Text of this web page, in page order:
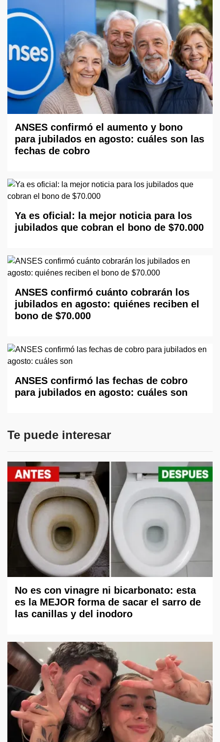
ANSES confirmó el aumento y bono
para jubilados en agosto: cuáles son las
fechas de cobro
Ya es oficial: la mejor noticia para los
jubilados que cobran el bono de $70.000
ANSES confirmó cuánto cobrarán los
jubilados en agosto: quiénes reciben el
bono de $70.000
ANSES confirmó las fechas de cobro
para jubilados en agosto: cuáles son
Te puede interesar
No es con vinagre ni bicarbonato: esta
es la MEJOR forma de sacar el sarro de
las canillas y del inodoro